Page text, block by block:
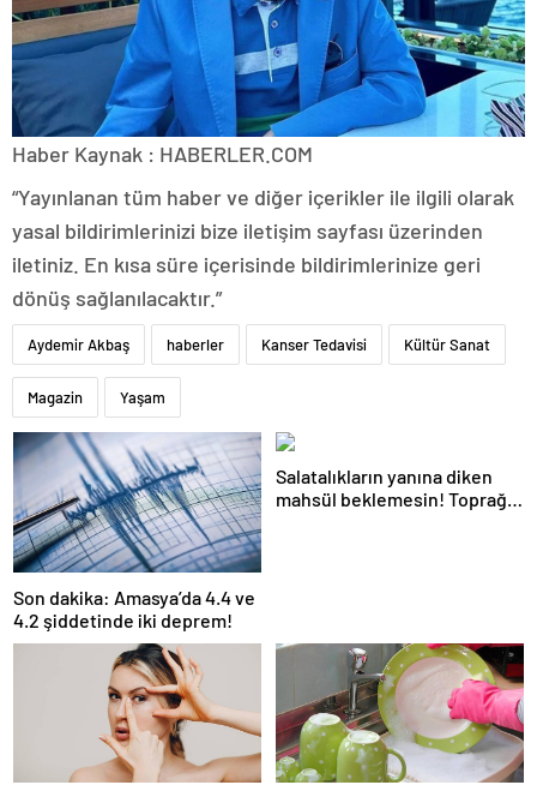
Haber Kaynak : HABERLER.COM
“Yayınlanan tüm haber ve diğer içerikler ile ilgili olarak
yasal bildirimlerinizi bize iletişim sayfası üzerinden
iletiniz. En kısa süre içerisinde bildirimlerinize geri
dönüş sağlanılacaktır.”
Aydemir Akbaş haberler Kanser Tedavisi Kültür Sanat
Magazin Yaşam
Son dakika: Amasya’da 4.4 ve
4.2 şiddetinde iki deprem!
Salatalıkların yanına diken
mahsül beklemesin! Toprağı